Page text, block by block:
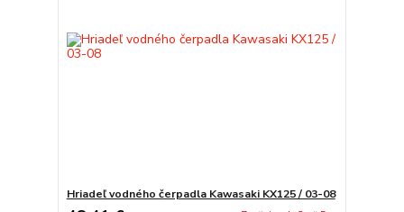
Hriadeľ vodného čerpadla Kawasaki KX125 / 03-08